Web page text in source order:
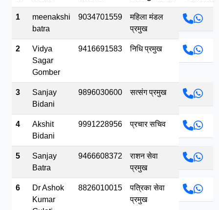
भव.mp3
1
meenakshi
batra
9034701559
महिला मंडल
प्रमुख
2
Vidya
Sagar
Gomber
9416691583 निधि प्रमुख
3
Sanjay
Bidani
9896030600 सत्संग प्रमुख
4
Akshit
Bidani
9991228956 प्रचार सचिव
5
Sanjay
Batra
9466608372
राशन सेवा
प्रमुख
6
Dr Ashok
Kumar
8826010015
पत्रिका सेवा
प्रमुख